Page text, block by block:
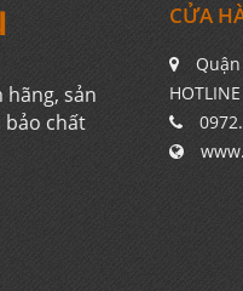
sản
chất
CỬA